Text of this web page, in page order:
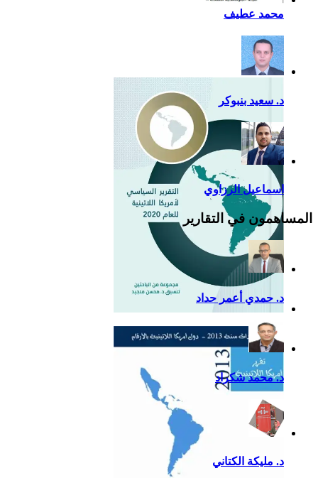
إضافية لدعم القوة الناعمة
للصين في أمريكا اللاتينية
التقرير السياسي لأمريكا
اللاتينية للعام 2020
محمد عطيف
د. سعيد بنبوكر
اسماعيل الرزاوي
المساهمون في التقارير
د. حمدي أعمر حداد
د. محمد شكراد
د. مليكة الكتاني